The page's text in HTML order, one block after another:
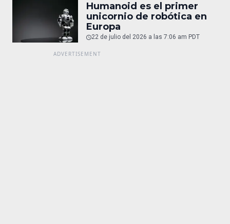
Humanoid es el primer
unicornio de robótica en
Europa
22 de julio del 2026 a las 7:06 am PDT